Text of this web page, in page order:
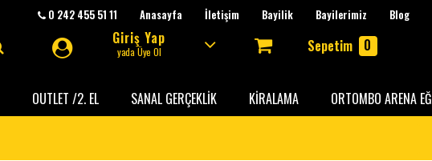
0 242 455 51 11 Anasayfa İletişim Bayilik Bayilerimiz Blog
Giriş Yap
yada Üye Ol Sepetim 0
OUTLET /2. EL SANAL GERÇEKLİK KİRALAMA ORTOMBO ARENA